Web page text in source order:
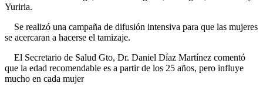
Yuriria.
Se realizó una campaña de difusión intensiva para que las mujeres
se acercaran a hacerse el tamizaje.
El Secretario de Salud Gto, Dr. Daniel Díaz Martínez comentó
que la edad recomendable es a partir de los 25 años, pero influye
mucho en cada mujer